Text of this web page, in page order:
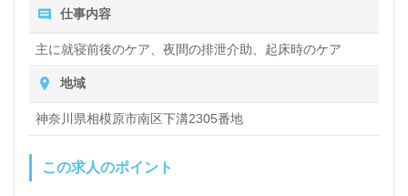
仕事内容
主に就寝前後のケア、夜間の排泄介助、起床時のケア
地域
神奈川県相模原市南区下溝2305番地
この求人のポイント